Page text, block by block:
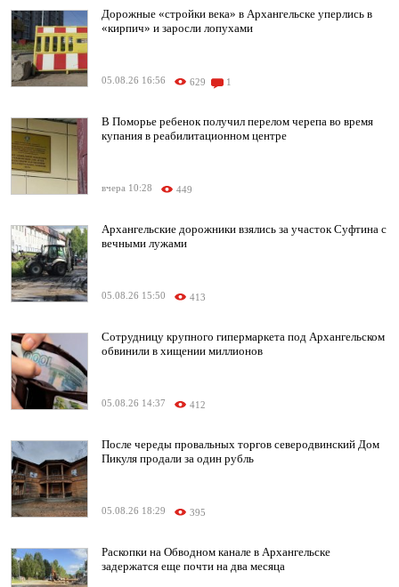
Дорожные «стройки века» в Архангельске уперлись в
«кирпич» и заросли лопухами
05.08.26 16:56 629 1
В Поморье ребенок получил перелом черепа во время
купания в реабилитационном центре
вчера 10:28 449
Архангельские дорожники взялись за участок Суфтина с
вечными лужами
05.08.26 15:50 413
Сотрудницу крупного гипермаркета под Архангельском
обвинили в хищении миллионов
05.08.26 14:37 412
После череды провальных торгов северодвинский Дом
Пикуля продали за один рубль
05.08.26 18:29 395
Раскопки на Обводном канале в Архангельске
задержатся еще почти на два месяца